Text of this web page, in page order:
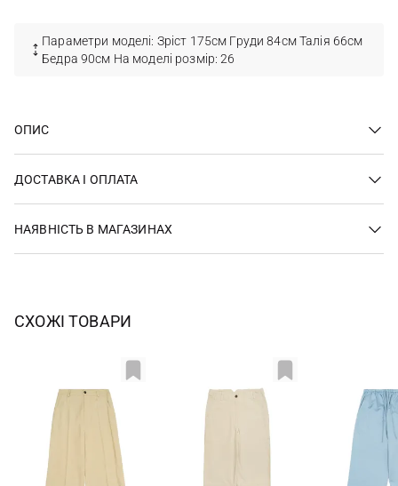
Параметри моделі: Зріст 175см Груди 84см Талія 66см
Бедра 90см На моделі розмір: 26
ОПИС
ДОСТАВКА І ОПЛАТА
НАЯВНІСТЬ В МАГАЗИНАХ
СХОЖІ ТОВАРИ